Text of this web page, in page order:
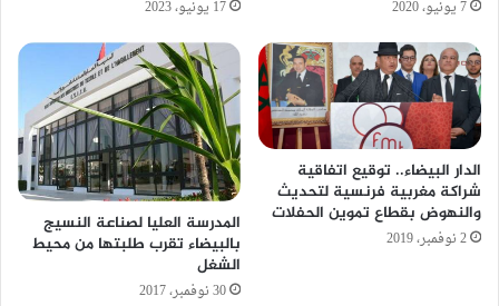
7 يونيو، 2020 17 يونيو، 2023
الدار البيضاء.. توقيع اتفاقية
شراكة مغربية فرنسية لتحديث
والنهوض بقطاع تموين الحفلات
2 نوفمبر، 2019
المدرسة العليا لصناعة النسيج
بالبيضاء تقرب طلبتها من محيط
الشغل
30 نوفمبر، 2017